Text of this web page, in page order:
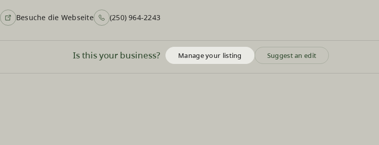
Besuche die Webseite (250) 964-2243
Is this your business? Manage your listing Suggest an edit